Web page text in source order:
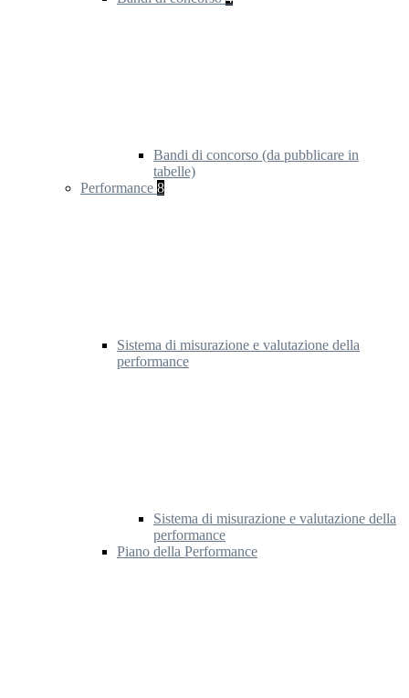
Bandi di concorso (da pubblicare in
tabelle)
Performance 8
Sistema di misurazione e valutazione della
performance
Sistema di misurazione e valutazione della
performance
Piano della Performance